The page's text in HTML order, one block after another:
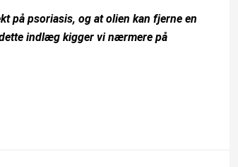
på psoriasis, og at olien kan fjerne en
indlæg kigger vi nærmere på